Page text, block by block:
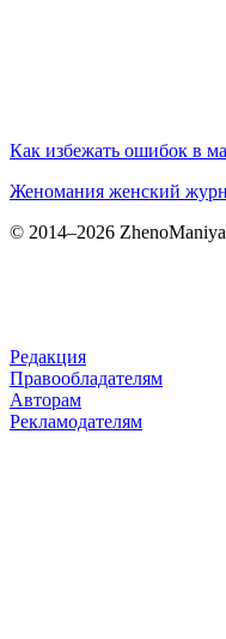
Как избежать ошибок в
Женомания женский
© 2014–2026
Редакция
Правообладателям
Авторам
Рекламодателям